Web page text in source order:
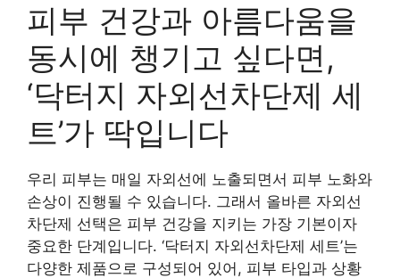
피부 건강과 아름다움을
동시에 챙기고 싶다면,
‘닥터지 자외선차단제 세
트’가 딱입니다
우리 피부는 매일 자외선에 노출되면서 피부 노화와
손상이 진행될 수 있습니다. 그래서 올바른 자외선
차단제 선택은 피부 건강을 지키는 가장 기본이자
중요한 단계입니다. ‘닥터지 자외선차단제 세트’는
다양한 제품으로 구성되어 있어, 피부 타입과 상황